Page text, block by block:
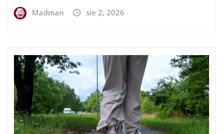
Madman sie 2, 2026